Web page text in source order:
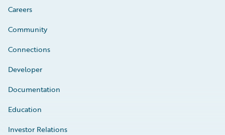
Careers
Community
Connections
Developer
Documentation
Education
Investor Relations